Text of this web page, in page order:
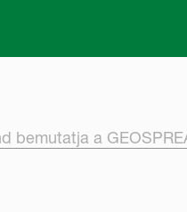
bemutatja a